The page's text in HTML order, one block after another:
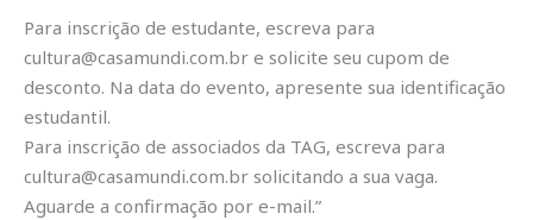
Para inscrição de estudante, escreva para
cultura@casamundi.com.br e solicite seu cupom de
desconto. Na data do evento, apresente sua identificação
estudantil.
Para inscrição de associados da TAG, escreva para
cultura@casamundi.com.br solicitando a sua vaga.
Aguarde a confirmação por e-mail.”